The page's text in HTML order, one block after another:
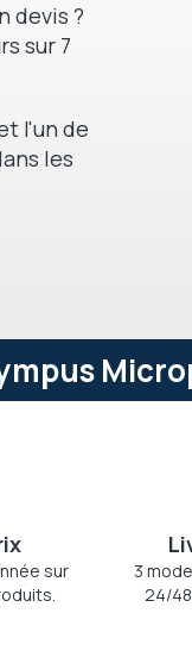
devis ?
sur 7
l'un de
les
sur
3
24/